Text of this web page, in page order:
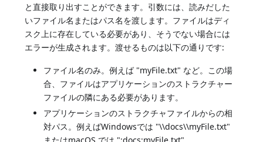
と直接取り出すことができます。引数には、読みだした
いファイル名またはパス名を渡します。ファイルはディ
スク上に存在している必要があり、そうでない場合には
エラーが生成されます。渡せるものは以下の通りです:
ファイル名のみ。例えば "myFile.txt" など。この場
合、ファイルはアプリケーションのストラクチャー
ファイルの隣にある必要があります。
アプリケーションのストラクチャファイルからの相
対パス。例えばWindowsでは "\\docs\\myFile.txt"